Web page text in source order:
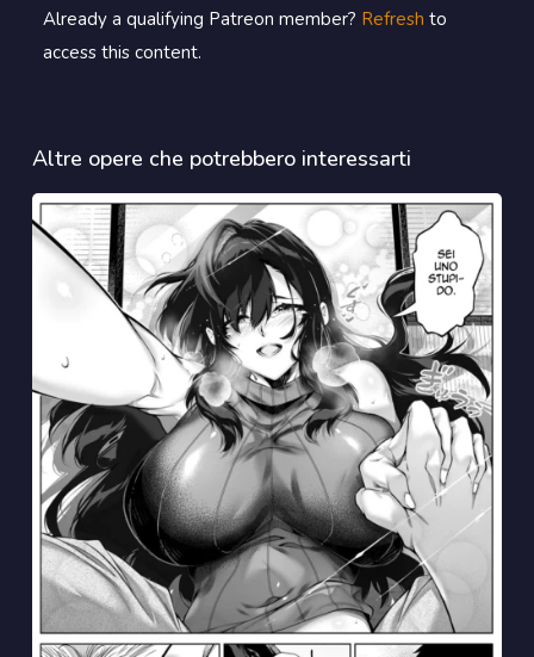
Already a qualifying Patreon member? Refresh to
access this content.
Altre opere che potrebbero interessarti